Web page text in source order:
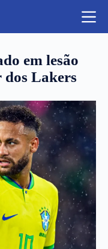
em lesão
dos Lakers